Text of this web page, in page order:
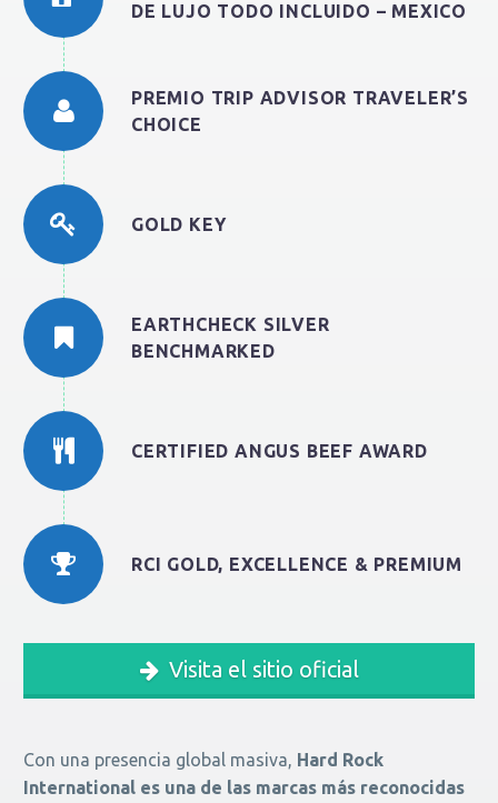
DE LUJO TODO INCLUIDO – MEXICO
PREMIO TRIP ADVISOR TRAVELER’S
CHOICE
GOLD KEY
EARTHCHECK SILVER
BENCHMARKED
CERTIFIED ANGUS BEEF AWARD
RCI GOLD, EXCELLENCE & PREMIUM
Visita el sitio oficial
Con una presencia global masiva, Hard Rock
International es una de las marcas más reconocidas